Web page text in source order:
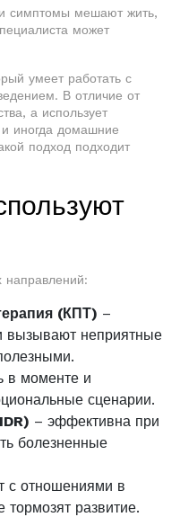
симптомы мешают жить,
может
умеет работать с
В отличие от
а использует
и иногда домашние
подход подходит
направлений:
(КПТ) –
вызывают неприятные
в моменте и
сценарии.
– эффективна при
болезненные
с отношениями в
развитие.